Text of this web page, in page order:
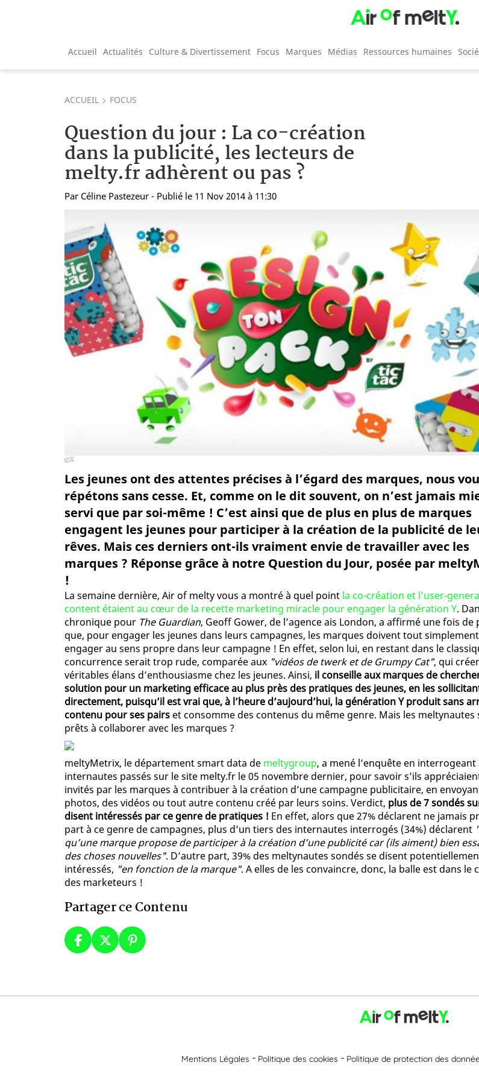
Accueil Actualités Culture & Divertissement Focus Marques Médias Ressources humaines
ACCUEIL FOCUS
Question du jour : La co-création
dans la publicité, les lecteurs de
melty.fr adhèrent ou pas ?
Par Céline Pastezeur - Publié le 11 Nov 2014 à 11:30
X
Les jeunes ont des attentes précises à l’égard des marques, nous
répétons sans cesse. Et, comme on le dit souvent, on n’est jamais
servi que par soi-même ! C’est ainsi que de plus en plus de marques
engagent les jeunes pour participer à la création de la publicité de
rêves. Mais ces derniers ont-ils vraiment envie de travailler avec les
marques ? Réponse grâce à notre Question du Jour, posée par
!
La semaine dernière, Air of melty vous a montré à quel point la co-création et l’user-
content étaient au cœur de la recette marketing miracle pour engager la génération Y.
chronique pour The Guardian, Geoff Gower, de l’agence ais London, a affirmé une fois de
que, pour engager les jeunes dans leurs campagnes, les marques doivent tout
engager au sens propre dans leur campagne ! En effet, selon lui, en restant dans le
concurrence serait trop rude, comparée aux "vidéos de twerk et de Grumpy Cat", qui
véritables élans d’enthousiasme chez les jeunes. Ainsi, il conseille aux marques de
solution pour un marketing efficace au plus près des pratiques des jeunes, en les
directement, puisqu’il est vrai que, à l’heure d’aujourd’hui, la génération Y produit sans
contenu pour ses pairs et consomme des contenus du même genre. Mais les meltynautes
prêts à collaborer avec les marques ?
meltyMetrix, le département smart data de meltygroup, a mené l’enquête en interrogeant
internautes passés sur le site melty.fr le 05 novembre dernier, pour savoir s’ils
invités par les marques à contribuer à la création d’une campagne publicitaire, en
photos, des vidéos ou tout autre contenu créé par leurs soins. Verdict, plus de 7 sondés
disent intéressés par ce genre de pratiques ! En effet, alors que 27% déclarent ne jamais
part à ce genre de campagnes, plus d’un tiers des internautes interrogés (34%) déclarent
qu’une marque propose de participer à la création d’une publicité car (ils aiment) bien
des choses nouvelles". D’autre part, 39% des meltynautes sondés se disent
intéressés, "en fonction de la marque". A elles de les convaincre, donc, la balle est dans le
des marketeurs !
Partager ce Contenu
Mentions Légales Politique des cookies Politique de protection des